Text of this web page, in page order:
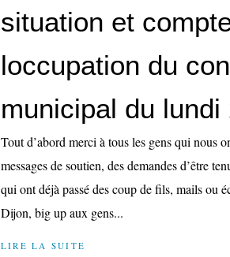
situation et
loccupation du
municipal du lundi
Tout d’abord merci à tous les gens qui nous
messages de soutien, des demandes d’être
qui ont déjà passé des coup de fils, mails ou
Dijon, big up aux gens...
LIRE LA SUITE